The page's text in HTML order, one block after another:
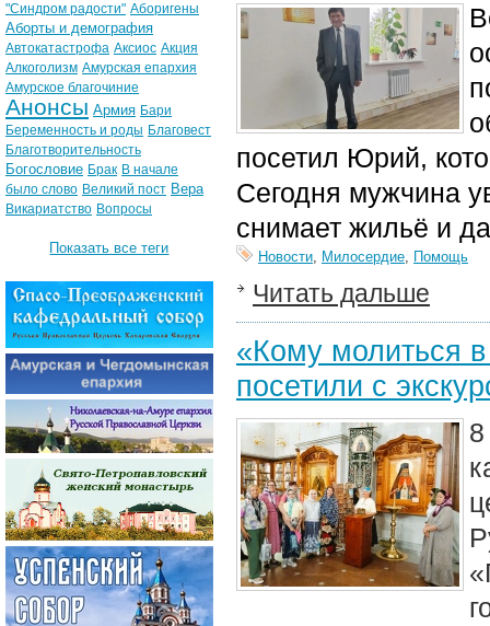
посетил Юрий,
Сегодня мужчина
снимает жильё и
Новости, Милосердие, Помощь
Читать дальше
«Кому молиться
посетили с
"Синдром радости" Аборигены
Аборты и демография
Автокатастрофа Аксиос Акция
Алкоголизм Амурская епархия
Амурское благочиние
Анонсы Армия Бари
Беременность и роды Благовест
Благотворительность
Богословие Брак В начале
было слово Великий пост Вера
Викариатство Вопросы
Показать все теги